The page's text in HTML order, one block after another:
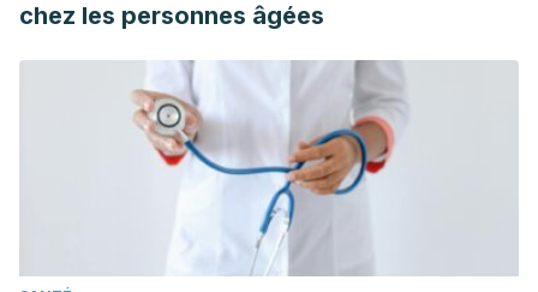
chez les personnes âgées